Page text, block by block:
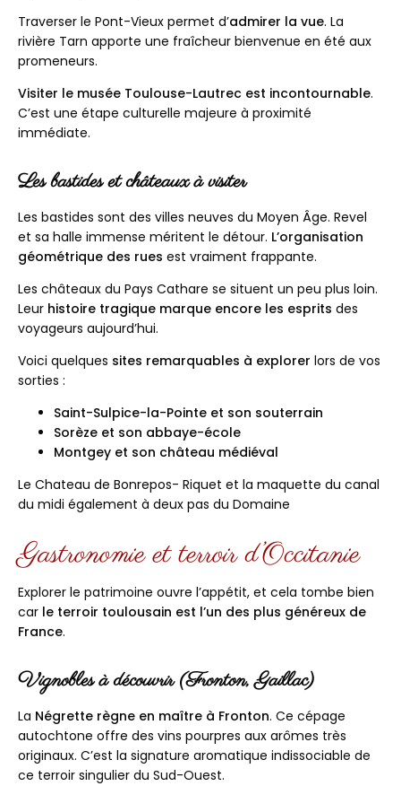
Traverser le Pont-Vieux permet d’admirer la vue. La
rivière Tarn apporte une fraîcheur bienvenue en été aux
promeneurs.
Visiter le musée Toulouse-Lautrec est incontournable.
C’est une étape culturelle majeure à proximité
immédiate.
Les bastides et châteaux à visiter
Les bastides sont des villes neuves du Moyen Âge. Revel
et sa halle immense méritent le détour. L’organisation
géométrique des rues est vraiment frappante.
Les châteaux du Pays Cathare se situent un peu plus loin.
Leur histoire tragique marque encore les esprits des
voyageurs aujourd’hui.
Voici quelques sites remarquables à explorer lors de vos
sorties :
Saint-Sulpice-la-Pointe et son souterrain
Sorèze et son abbaye-école
Montgey et son château médiéval
Le Chateau de Bonrepos- Riquet et la maquette du canal
du midi également à deux pas du Domaine
Gastronomie et terroir d’Occitanie
Explorer le patrimoine ouvre l’appétit, et cela tombe bien
car le terroir toulousain est l’un des plus généreux de
France.
Vignobles à découvrir (Fronton, Gaillac)
La Négrette règne en maître à Fronton. Ce cépage
autochtone offre des vins pourpres aux arômes très
originaux. C’est la signature aromatique indissociable de
ce terroir singulier du Sud-Ouest.